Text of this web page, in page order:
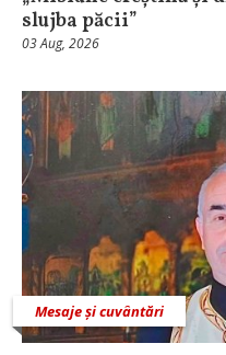
slujba păcii”
03 Aug, 2026
Mesaje și cuvântări